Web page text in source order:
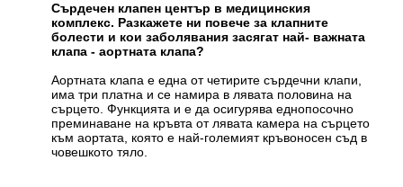
Сърдечен клапен център в медицинския
комплекс. Разкажете ни повече за клапните
болести и кои заболявания засягат най- важната
клапа - аортната клапа?
Аортната клапа е една от четирите сърдечни клапи,
има три платна и се намира в лявата половина на
сърцето. Функцията и е да осигурява еднопосочно
преминаване на кръвта от лявата камера на сърцето
към аортата, която е най-големият кръвоносен съд в
човешкото тяло.